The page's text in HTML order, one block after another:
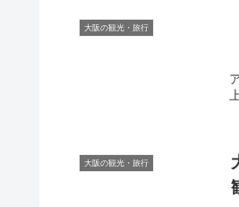
大阪の観光・旅行
大阪の観光・旅行